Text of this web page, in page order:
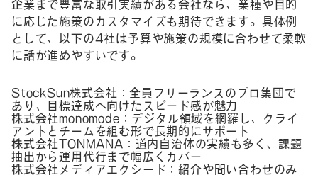
企業まで豊富な取引実績がある会社なら、業種や目的
に応じた施策のカスタマイズも期待できます。具体例
として、以下の4社は予算や施策の規模に合わせて柔軟
に話が進めやすいです。
StockSun株式会社：全員フリーランスのプロ集団で
あり、目標達成へ向けたスピード感が魅力
株式会社monomode：デジタル領域を網羅し、クライ
アントとチームを組む形で長期的にサポート
株式会社TONMANA：道内自治体の実績も多く、課題
抽出から運用代行まで幅広くカバー
株式会社メディアエクシード：紹介や問い合わせのみ